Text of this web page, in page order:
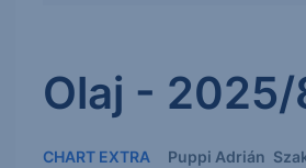
Olaj -
CHART EXTRA Puppi Adrián